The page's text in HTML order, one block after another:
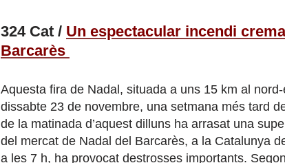
324 Cat / Un espectacular incendi
Barcarès
Aquesta fira de Nadal, situada a uns 15 km al
dissabte 23 de novembre, una setmana més tard
de la matinada d’aquest dilluns ha arrasat una
del mercat de Nadal del Barcarès, a la Catalunya
a les 7 h, ha provocat destrosses importants.